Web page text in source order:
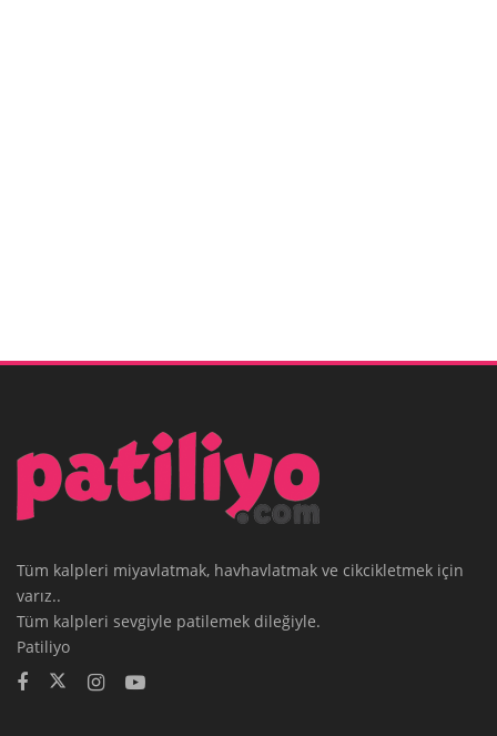
Tüm kalpleri miyavlatmak, havhavlatmak ve cikcikletmek için
varız..
Tüm kalpleri sevgiyle patilemek dileğiyle.
Patiliyo